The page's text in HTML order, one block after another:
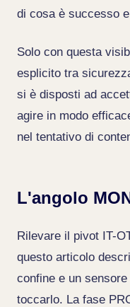
di cosa è successo
Solo con questa
esplicito tra
si è disposti ad
agire in modo
nel tentativo di
L'angolo
Rilevare il pivot IT-
questo articolo
confine e un
toccarlo. La fase